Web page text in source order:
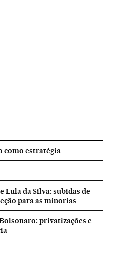
como estratégia
Lula da Silva: subidas de
para as minorias
privatizações e